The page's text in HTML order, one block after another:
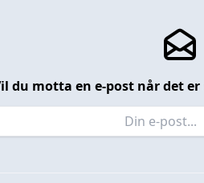
du motta en e-post når det